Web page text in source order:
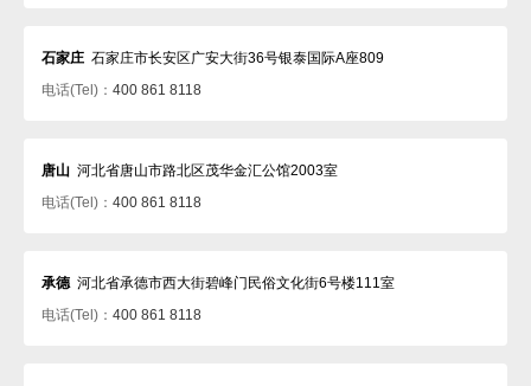
石家庄 石家庄市长安区广安大街36号银泰国际A座809
电话(Tel)： 400 861 8118
唐山 河北省唐山市路北区茂华金汇公馆2003室
电话(Tel)： 400 861 8118
承德 河北省承德市西大街碧峰门民俗文化街6号楼111室
电话(Tel)： 400 861 8118